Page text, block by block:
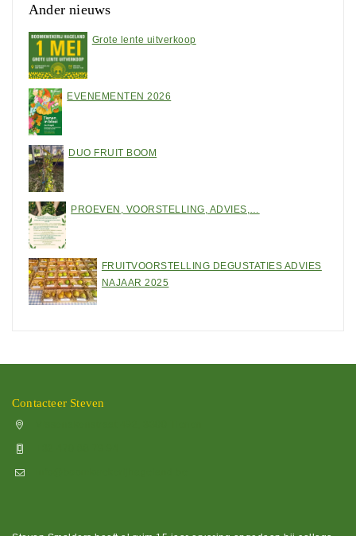
Ander nieuws
Grote lente uitverkoop
EVENEMENTEN 2026
DUO FRUIT BOOM
PROEVEN, VOORSTELLING, ADVIES,…
FRUITVOORSTELLING DEGUSTATIES ADVIES
NAJAAR 2025
Contacteer Steven